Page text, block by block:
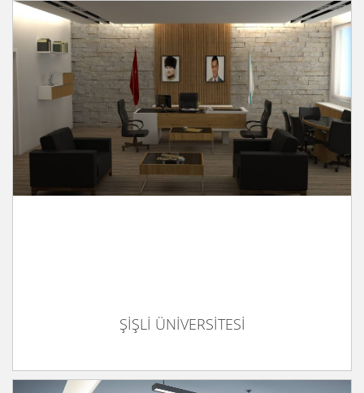
ŞİŞLİ ÜNİVERSİTESİ
ŞİŞLİ ÜNİVERSİTESİ